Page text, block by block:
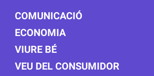
COMUNICACIÓ
ECONOMIA
VIURE BÉ
VEU DEL CONSUMIDOR